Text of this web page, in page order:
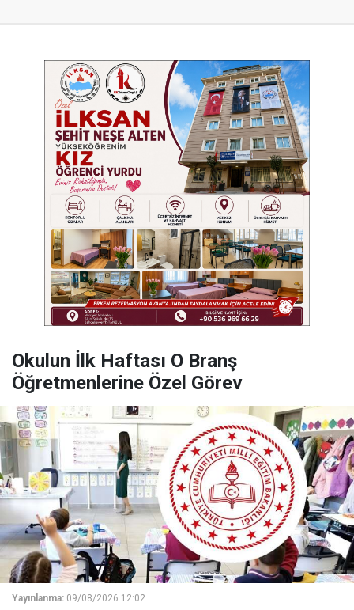
Okulun İlk Haftası O Branş
Öğretmenlerine Özel Görev
Yayınlanma: 09/08/2026 12:02